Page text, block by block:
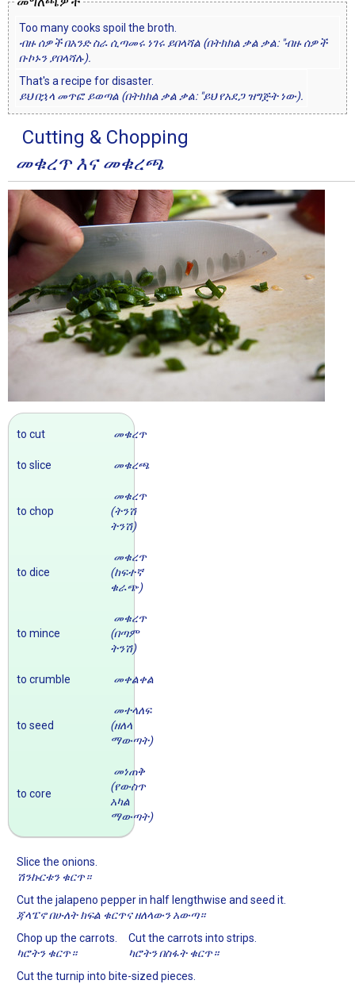
Too many cooks spoil the broth.
ብዙ ሰዎች በአንድ ስራ ሲጣመሩ ነገሩ ይበላሻል (በትክክል ቃል ቃል: "ብዙ ሰዎች
ቡኮኑን ያበላሻሉ).
That's a recipe for disaster.
ይህ በኋላ መጥፎ ይወጣል (በትክክል ቃል ቃል: "ይህ የአደጋ ዝግጅት ነው).
Cutting & Chopping
መቁረጥ እና መቁረጫ
to cut መቁረጥ
to slice መቁረጫ
to chop
መቁረጥ
(ትንሽ
ትንሽ)
to dice
መቁረጥ
(ከፍተኛ
ቁራጭ)
to mince
መቁረጥ
(በጣም
ትንሽ)
to crumble መቀልቀል
to seed
መተላለፍ
(ዘለላ
ማውጣት)
to core
መነጠቅ
(የውስጥ
አካል
ማውጣት)
Slice the onions.
ሽንኩርቱን ቁርጥ።
Cut the jalapeno pepper in half lengthwise and seed it.
ጃላፔኖ በሁለት ክፍል ቁርጥና ዘለላውን አውጣ።
Chop up the carrots.
ካሮትን ቁርጥ።
Cut the carrots into strips.
ካሮትን በስፋት ቁርጥ።
Cut the turnip into bite-sized pieces.